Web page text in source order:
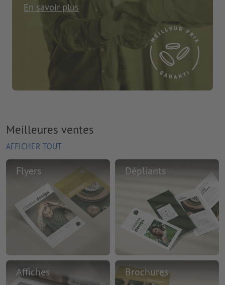
En savoir plus
Meilleures ventes
AFFICHER TOUT
Flyers Dépliants
Affiches Brochures